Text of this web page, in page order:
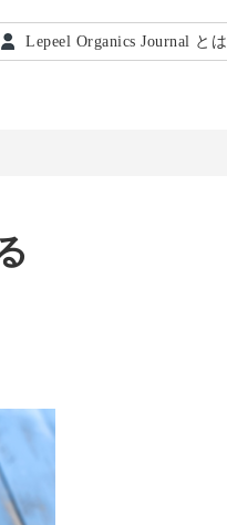
Lepeel Organics Journal とは